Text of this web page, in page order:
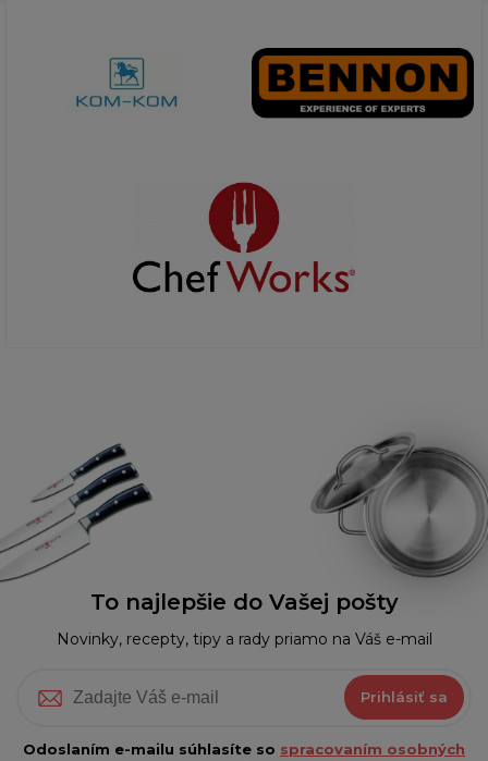
To najlepšie do Vašej pošty
Novinky, recepty, tipy a rady priamo na Váš e-mail
Prihlásiť sa
Odoslaním e-mailu súhlasíte so spracovaním osobných